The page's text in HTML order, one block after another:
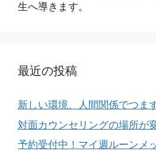
生へ導きます。
最近の投稿
新しい環境、人間関係でつま
対面カウンセリングの場所が
予約受付中！マイ週ルーンメ